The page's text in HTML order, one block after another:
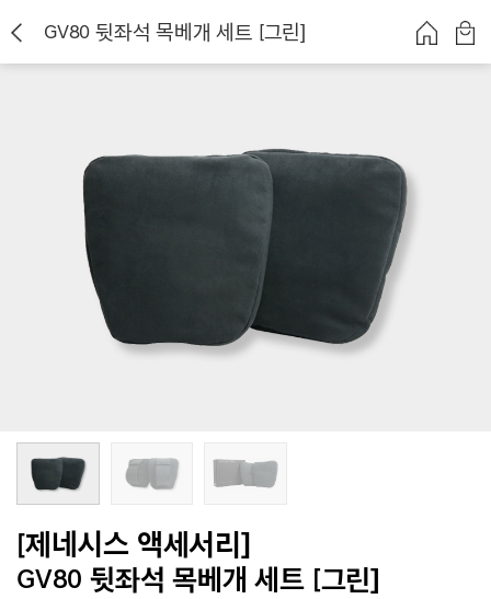
GV80 뒷좌석 목베개 세트 [그린]
[제네시스 액세서리]
GV80 뒷좌석 목베개 세트 [그린]